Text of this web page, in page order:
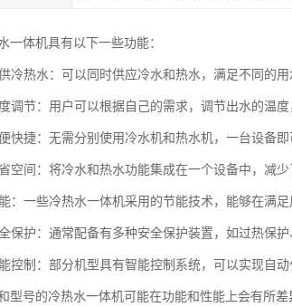
一体机具有以下一些功能：
冷热水：可以同时供应冷水和热水，满足不同的
调节：用户可以根据自己的需求，调节出水的温度
快捷：无需分别使用冷水机和热水机，一台设备
空间：将冷水和热水功能集成在一个设备中，减
：一些冷热水一体机采用的节能技术，能够在满足
保护：通常配备有多种安全保护装置，如过热保
控制：部分机型具有智能控制系统，可以实现自
型号的冷热水一体机可能在功能和性能上会有所